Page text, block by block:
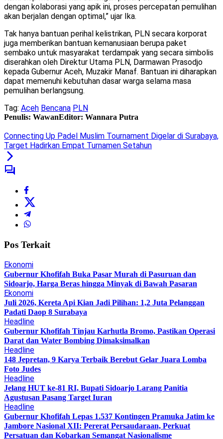
dengan kolaborasi yang apik ini, proses percepatan pemulihan
akan berjalan dengan optimal,” ujar Ika.
Tak hanya bantuan perihal kelistrikan, PLN secara korporat
juga memberikan bantuan kemanusiaan berupa paket
sembako untuk masyarakat terdampak yang secara simbolis
diserahkan oleh Direktur Utama PLN, Darmawan Prasodjo
kepada Gubernur Aceh, Muzakir Manaf. Bantuan ini diharapkan
dapat memenuhi kebutuhan dasar warga selama masa
pemulihan berlangsung.
Tag: Aceh Bencana PLN
Penulis: WawanEditor: Wannara Putra
Connecting Up Padel Muslim Tournament Digelar di Surabaya,
Target Hadirkan Empat Turnamen Setahun
Pos Terkait
Ekonomi
Gubernur Khofifah Buka Pasar Murah di Pasuruan dan
Sidoarjo, Harga Beras hingga Minyak di Bawah Pasaran
Ekonomi
Juli 2026, Kereta Api Kian Jadi Pilihan: 1,2 Juta Pelanggan
Padati Daop 8 Surabaya
Headline
Gubernur Khofifah Tinjau Karhutla Bromo, Pastikan Operasi
Darat dan Water Bombing Dimaksimalkan
Headline
148 Jepretan, 9 Karya Terbaik Berebut Gelar Juara Lomba
Foto Judes
Headline
Jelang HUT ke-81 RI, Bupati Sidoarjo Larang Panitia
Agustusan Pasang Target Iuran
Headline
Gubernur Khofifah Lepas 1.537 Kontingen Pramuka Jatim ke
Jambore Nasional XII: Pererat Persaudaraan, Perkuat
Persatuan dan Kobarkan Semangat Nasionalisme